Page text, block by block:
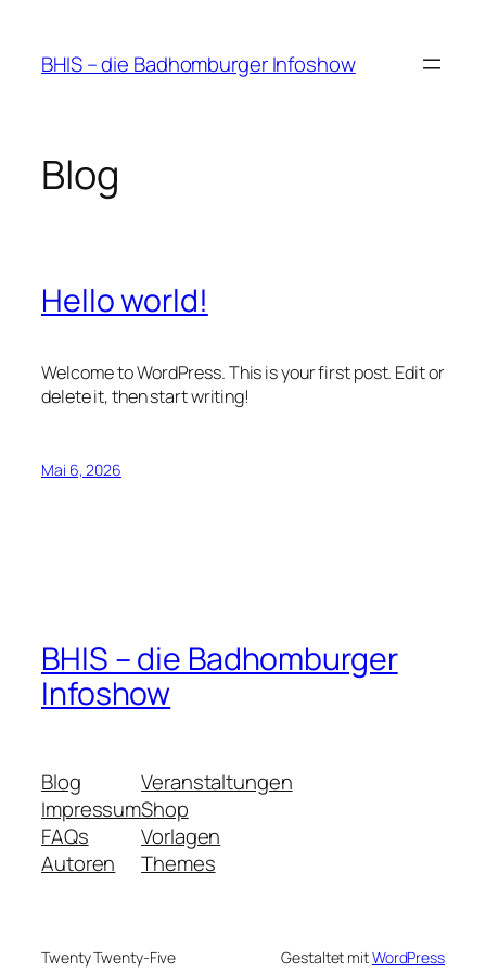
springen
BHIS – die Badhomburger Infoshow
Blog
Hello world!
Welcome to WordPress. This is your first post. Edit or
delete it, then start writing!
Mai 6, 2026
BHIS – die Badhomburger
Infoshow
Blog
Impressum
FAQs
Autoren
Veranstaltungen
Shop
Vorlagen
Themes
Twenty Twenty-Five Gestaltet mitWordPress